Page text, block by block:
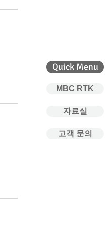
Quick Menu
MBC RTK
자료실
고객 문의